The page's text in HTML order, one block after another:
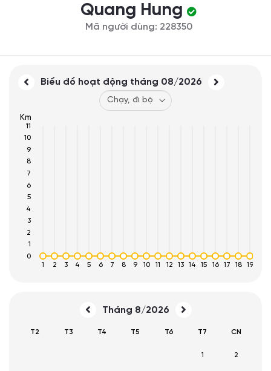
Quang Hung
Mã người dùng: 228350
Biểu đồ hoạt động tháng 08/2026
1 2 3 4 5 6 7 8 9 10 11 12 13 14 15 16 17 18 19
0
1
2
3
4
5
6
7
8
9
10
11
Km
Tháng 8/2026
T2 T3 T4 T5 T6 T7 CN
1 2